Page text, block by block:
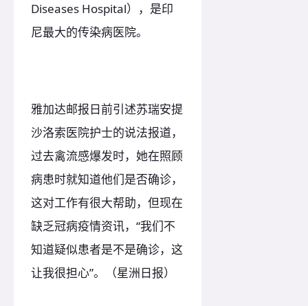
Diseases Hospital），是印
尼最大的传染病医院。
雅加达邮报日前引述苏瑞安提
沙洛索医院护士的说法报道，
过去禽流感爆发时，她在照顾
病患时就知道他们是否确诊，
这对工作有很大帮助，但现在
缺乏冠病疫情资讯，“我们不
知道疑似患者是不是确诊，这
让我很担心”。（星洲日报）